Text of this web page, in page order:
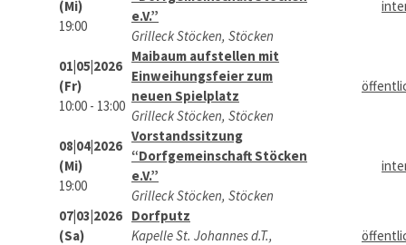
(Mi)
19:00
e.V.”
Grilleck Stöcken, Stöcken
01|05|2026
(Fr)
10:00 - 13:00
Maibaum aufstellen mit
Einweihungsfeier zum
neuen Spielplatz
Grilleck Stöcken, Stöcken
08|04|2026
(Mi)
19:00
Vorstandssitzung
“Dorfgemeinschaft Stöcken
e.V.”
Grilleck Stöcken, Stöcken
07|03|2026
(Sa)
Dorfputz
Kapelle St. Johannes d.T.,